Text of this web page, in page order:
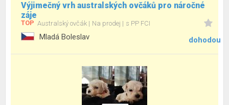
Výjimečný vrh australských ovčáků pro náročné
záje
TOP Australský ovčák Na prodej s PP FCI
Mladá Boleslav dohodou